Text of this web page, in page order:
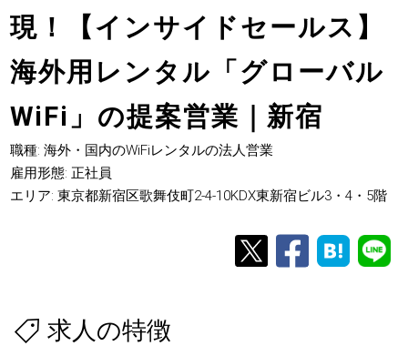
現！【インサイドセールス】
海外用レンタル「グローバル
WiFi」の提案営業｜新宿
職種: 海外・国内のWiFiレンタルの法人営業
雇用形態: 正社員
エリア: 東京都新宿区歌舞伎町2-4-10KDX東新宿ビル3・4・5階
求人の特徴